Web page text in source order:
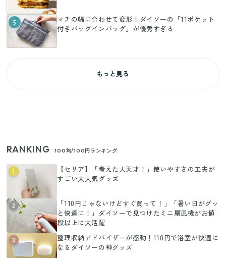
5
マチの幅に合わせて変形！ダイソーの「11ポケット
付きバッグインバッグ」が優秀すぎる
もっと見る
RANKING 100均/100円ランキング
1
【セリア】「考えた人天才！」使いやすさの工夫が
すごい大人気グッズ
2
「110円じゃないけどすぐ買って！」「暑い日がグッ
と快適に！」ダイソーで見つけたミニ扇風機がお値
段以上に大活躍
3
整理収納アドバイザーが感動！110円で浴室が快適に
なるダイソーの神グッズ